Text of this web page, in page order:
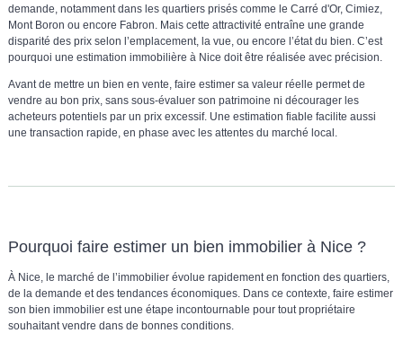
demande, notamment dans les quartiers prisés comme le Carré d'Or, Cimiez,
Mont Boron ou encore Fabron. Mais cette attractivité entraîne une grande
disparité des prix selon l’emplacement, la vue, ou encore l’état du bien. C’est
pourquoi une estimation immobilière à Nice doit être réalisée avec précision
Avant de mettre un bien en vente, faire estimer sa valeur réelle permet de
vendre au bon prix, sans sous-évaluer son patrimoine ni décourager les
acheteurs potentiels par un prix excessif. Une estimation fiable facilite aussi
une transaction rapide, en phase avec les attentes du marché local.
Pourquoi faire estimer un bien immobilier à Nice ?
À Nice, le marché de l’immobilier évolue rapidement en fonction des quartiers,
de la demande et des tendances économiques. Dans ce contexte, faire estimer
son bien immobilier est une étape incontournable pour tout propriétaire
souhaitant vendre dans de bonnes conditions.